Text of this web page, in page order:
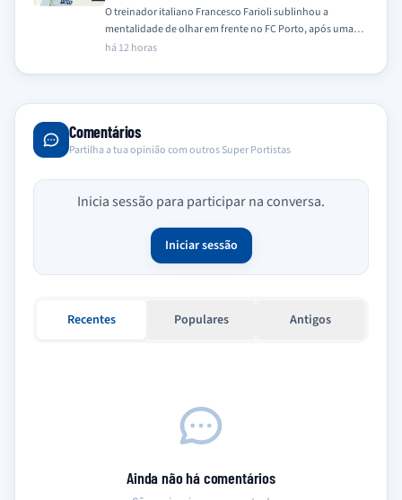
O treinador italiano Francesco Farioli sublinhou a
mentalidade de olhar em frente no FC Porto, após uma
temporada de 2025/26 coroada com…
há 12 horas
Comentários
Partilha a tua opinião com outros Super Portistas
Inicia sessão para participar na conversa.
Iniciar sessão
Recentes Populares Antigos
Ainda não há comentários